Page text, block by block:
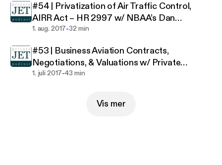
#54 | Privatization of Air Traffic Control,
AIRR Act – HR 2997 w/ NBAA’s Dan
Hubbard
1. aug. 2017-32 min
#53 | Business Aviation Contracts,
Negotiations, & Valuations w/ Private
Aviation Attorney James Butler of Shaircraft
1. juli 2017-43 min
Vis mer